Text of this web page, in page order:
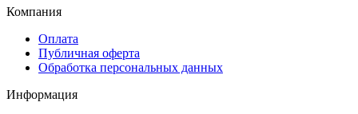
Компания
Оплата
Публичная оферта
Обработка персональных данных
Информация